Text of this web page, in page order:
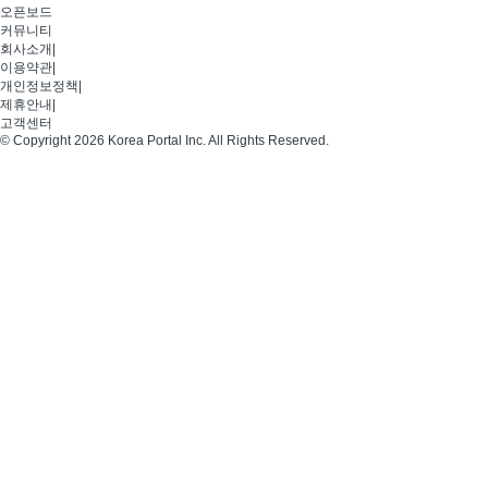
오픈보드
커뮤니티
회사소개
이용약관
개인정보정책
제휴안내
고객센터
© Copyright 2026 Korea Portal Inc. All Rights Reserved.